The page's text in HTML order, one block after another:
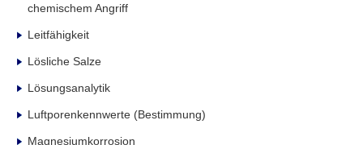
chemischem Angriff
Leitfähigkeit
Lösliche Salze
Lösungsanalytik
Luftporenkennwerte (Bestimmung)
Magnesiumkorrosion